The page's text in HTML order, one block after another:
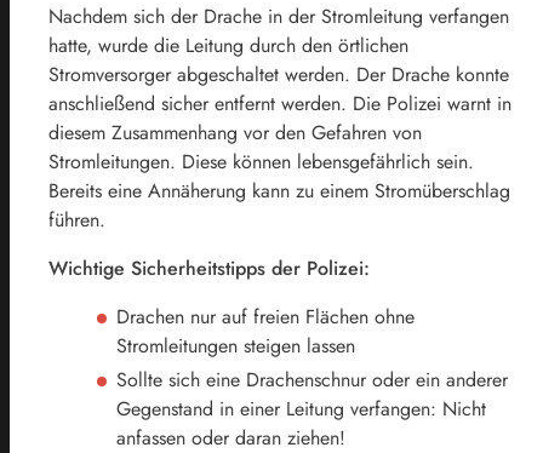
Nachdem sich der Drache in der Stromleitung verfangen
hatte, wurde die Leitung durch den örtlichen
Stromversorger abgeschaltet werden. Der Drache konnte
anschließend sicher entfernt werden. Die Polizei warnt in
diesem Zusammenhang vor den Gefahren von
Stromleitungen. Diese können lebensgefährlich sein.
Bereits eine Annäherung kann zu einem Stromüberschlag
führen.
Wichtige Sicherheitstipps der Polizei:
Drachen nur auf freien Flächen ohne
Stromleitungen steigen lassen
Sollte sich eine Drachenschnur oder ein anderer
Gegenstand in einer Leitung verfangen: Nicht
anfassen oder daran ziehen!